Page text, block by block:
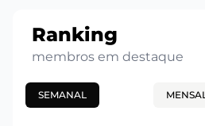
Ranking
membros em destaque
SEMANAL MENSAL